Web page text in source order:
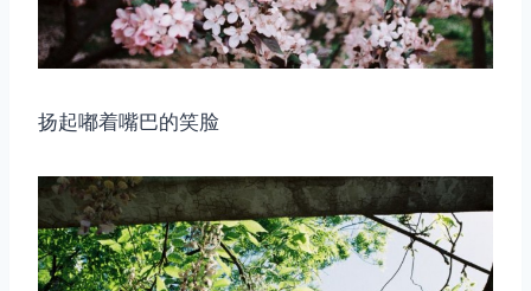
扬起嘟着嘴巴的笑脸